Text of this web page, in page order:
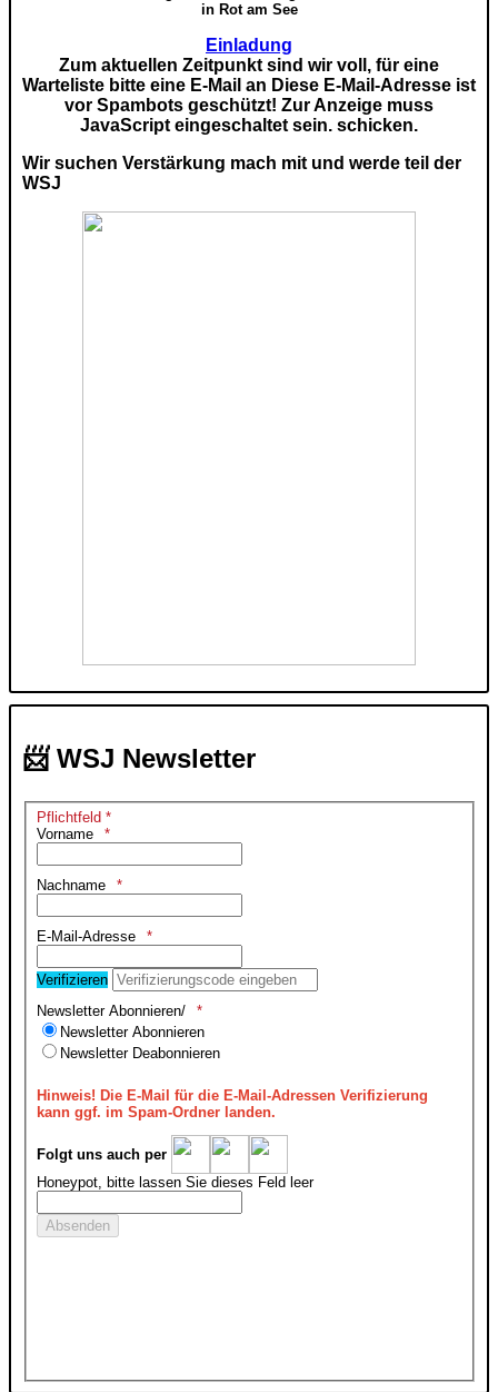
in Rot am See
Einladung
Zum aktuellen Zeitpunkt sind wir voll, für eine
Warteliste bitte eine E-Mail an Diese E-Mail-Adresse ist
vor Spambots geschützt! Zur Anzeige muss
JavaScript eingeschaltet sein. schicken.
Wir suchen Verstärkung mach mit und werde teil der
WSJ
📨 WSJ Newsletter
Pflichtfeld *
Vorname
Nachname
E-Mail-Adresse
Verifizieren
Newsletter Abonnieren/
Newsletter Abonnieren
Newsletter Deabonnieren
Hinweis!Die E-Mail für die E-Mail-Adressen Verifizierung
kann ggf. im Spam-Ordner landen.
Folgt uns auch per
Honeypot, bitte lassen Sie dieses Feld leer